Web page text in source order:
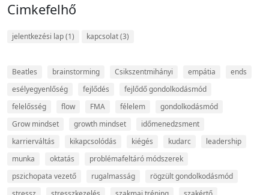
Cimkefelhő
jelentkezési lap(1) kapcsolat(3)
Beatles brainstorming Csikszentmihányi empátia
ends
esélyegyenlőség
fejlődés
fejlődő gondolkodásmód
felelősség
flow FMA félelem
gondolkodásmód
Grow mindset
growth mindset
időmenedzsment
karrierváltás
kikapcsolódás kiégés kudarc
leadership
munka
oktatás
problémafeltáró módszerek
pszichopata vezető
rugalmasság
rögzült gondolkodásmód